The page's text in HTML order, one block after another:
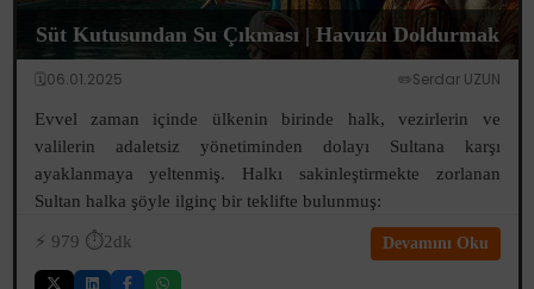
Süt Kutusundan Su Çıkması | Havuzu Doldurmak
🗓️06.01.2025 ✏️Serdar UZUN
Evvel zaman içinde ülkenin birinde halk, vezirlerin ve
valilerin adaletsiz yönetiminden dolayı Sultana karşı
ayaklanmaya yeltenmiş. Halkı sakinleştirmekte zorlanan
Sultan halka şöyle ilginç bir teklifte bulunmuş:
⚡️ 979 ⏱️2dk Devamını Oku